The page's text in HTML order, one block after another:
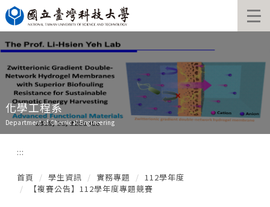
跳
到
主
要
內
容
區
化學工程系
Department of Chemical Engineering
:::
首頁 學生資訊 實務專題
112學年度
【複賽公告】112學年度專題競賽